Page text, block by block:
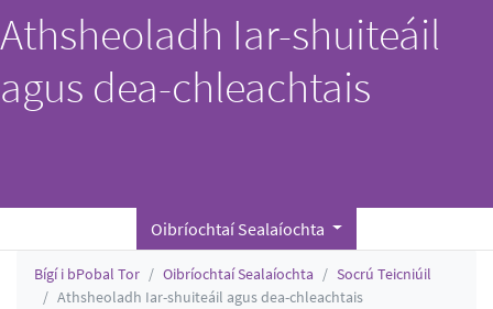
Athsheoladh Iar-shuiteáil
agus dea-chleachtais
Oibríochtaí Sealaíochta
Bígí i bPobal Tor Oibríochtaí Sealaíochta
Socrú Teicniúil
Athsheoladh Iar-shuiteáil agus dea-chleachtais